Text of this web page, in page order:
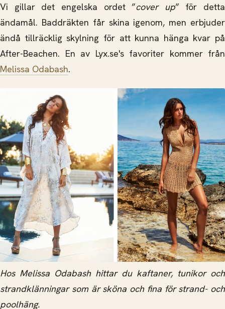
Vi gillar det engelska ordet ”cover up” för detta
ändamål. Baddräkten får skina igenom, men erbjuder
ändå tillräcklig skylning för att kunna hänga kvar på
After-Beachen. En av Lyx.se's favoriter kommer från
Melissa Odabash.
Hos Melissa Odabash hittar du kaftaner, tunikor och
strandklänningar som är sköna och fina för strand- och
poolhäng.